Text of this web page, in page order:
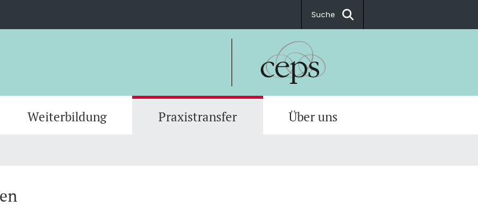
Suche
Weiterbildung Praxistransfer Über uns